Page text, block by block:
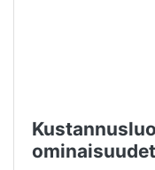
ominaisuudet